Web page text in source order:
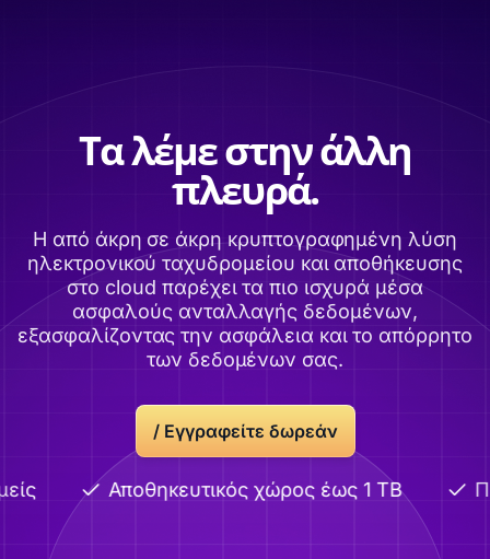
Τα λέμε στην άλλη
πλευρά.
Η από άκρη σε άκρη κρυπτογραφημένη λύση
ηλεκτρονικού ταχυδρομείου και αποθήκευσης
στο cloud παρέχει τα πιο ισχυρά μέσα
ασφαλούς ανταλλαγής δεδομένων,
εξασφαλίζοντας την ασφάλεια και το απόρρητο
των δεδομένων σας.
/ Εγγραφείτε δωρεάν
Αποθηκευτικός χώρος έως 1 TB